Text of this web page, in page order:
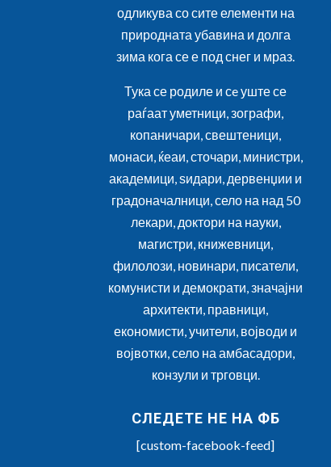
одликува со сите елементи на
природната убавина и долга
зима кога се е под снег и мраз.
Тука се родиле и сe уште се
раѓаат уметници, зографи,
копаничари, свештеници,
монаси, ќеаи, сточари, министри,
академици, ѕидари, дервенџии и
градоначалници, село на над 50
лекари, доктори на науки,
магистри, книжевници,
филолози, новинари, писатели,
комунисти и демократи, значајни
архитекти, правници,
економисти, учители, војводи и
војвотки, село на амбасадори,
конзули и трговци.
СЛЕДЕТЕ НЕ НА ФБ
[custom-facebook-feed]